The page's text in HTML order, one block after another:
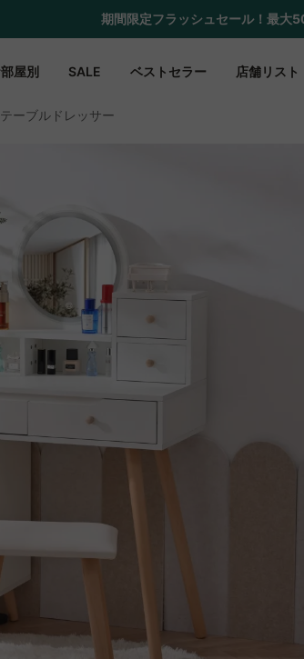
期間限定フラッシュセール！最大
屋別 SALE ベストセラー 店舗リスト
ーブルドレッサー